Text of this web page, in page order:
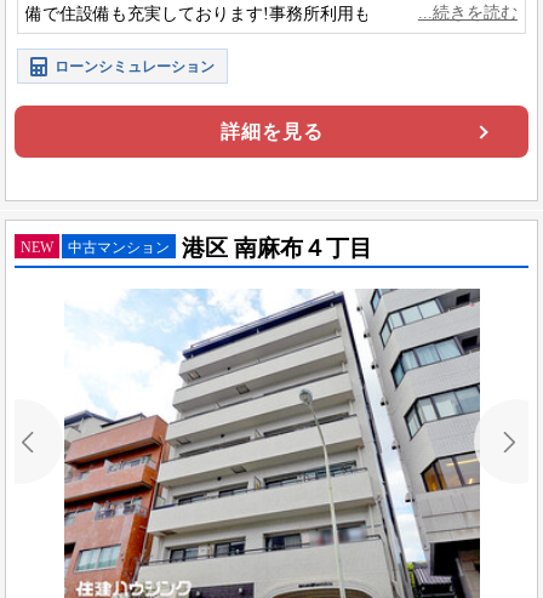
備で住設備も充実しております!事務所利用も可能です!
ローンシミュレーション
詳細を見る
NEW 中古マンション 港区 南麻布４丁目